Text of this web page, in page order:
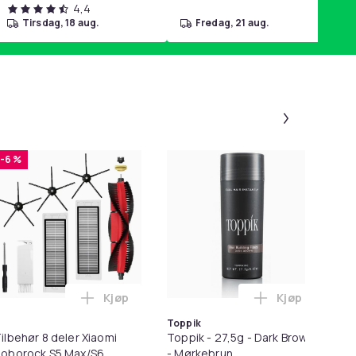
4,4
tirsdag, 18 aug. fredag, 21 aug.
/ Potetrimmer - Trimmer for Poter i handlekurven
-6 %
8 deler Xiaomi
Legg Tilbehør 8 deler Xiaomi Roborock S5
Kjøp
Toppik
Toppik - 27,5g - Dark Brown
Legg Toppik
Kjøp